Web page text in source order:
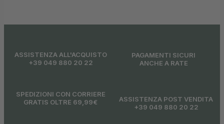
ASSISTENZA ALL'ACQUISTO
+39 049 880 20 22
PAGAMENTI SICURI
ANCHE A RATE
SPEDIZIONI CON CORRIERE
GRATIS OLTRE 69,99€
ASSISTENZA POST VENDITA
+39 049 880 20 22